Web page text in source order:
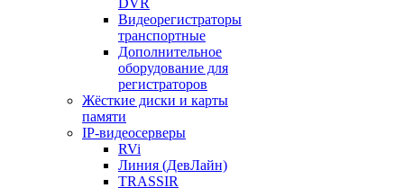
DVR
Видеорегистраторы
транспортные
Дополнительное
оборудование для
регистраторов
Жёсткие диски и карты
памяти
IP-видеосерверы
RVi
Линия (ДевЛайн)
TRASSIR